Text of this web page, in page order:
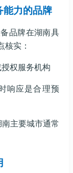
能力的品牌
品牌在湖南具
实：
权服务机构
响应是合理预
主要城市通常